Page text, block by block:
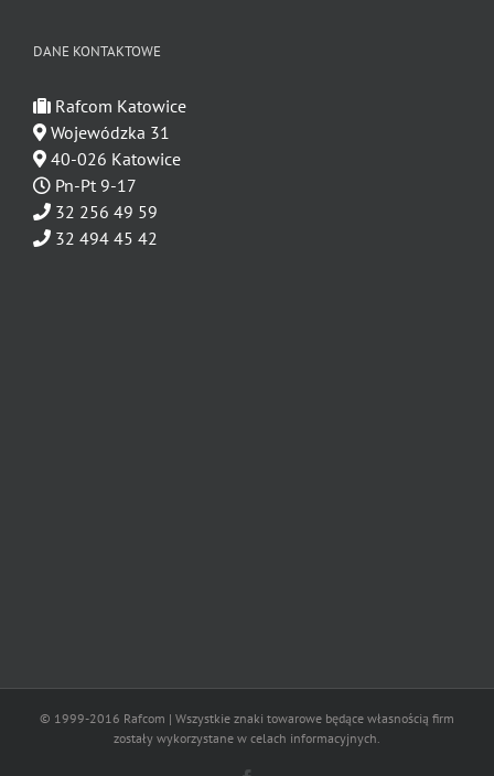
DANE KONTAKTOWE
Rafcom Katowice
Wojewódzka 31
40-026 Katowice
Pn-Pt 9-17
32 256 49 59
32 494 45 42
© 1999-2016 Rafcom | Wszystkie znaki towarowe będące własnością firm
zostały wykorzystane w celach informacyjnych.